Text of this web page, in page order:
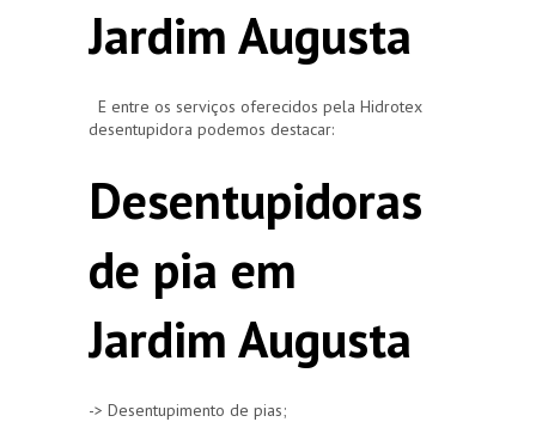
Jardim Augusta
E entre os serviços oferecidos pela Hidrotex
desentupidora podemos destacar:
Desentupidoras
de pia em
Jardim Augusta
-> Desentupimento de pias;